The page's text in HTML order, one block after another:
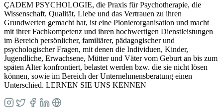
ÇADEM PSYCHOLOGIE, die Praxis für Psychotherapie, die
Wissenschaft, Qualität, Liebe und das Vertrauen zu ihren
Grundwerten gemacht hat, ist eine Pionierorganisation und macht
mit ihrer Fachkompetenz und ihren hochwertigen Dienstleistungen
im Bereich persönlicher, familiärer, pädagogischer und
psychologischer Fragen, mit denen die Individuen, Kinder,
Jugendliche, Erwachsene, Mütter und Väter vom Geburt an bis zum
späten Alter konfrontiert, belastet werden bzw. die sie nicht lösen
können, sowie im Bereich der Unternehmensberatung einen
Unterschied. LERNEN SIE UNS KENNEN